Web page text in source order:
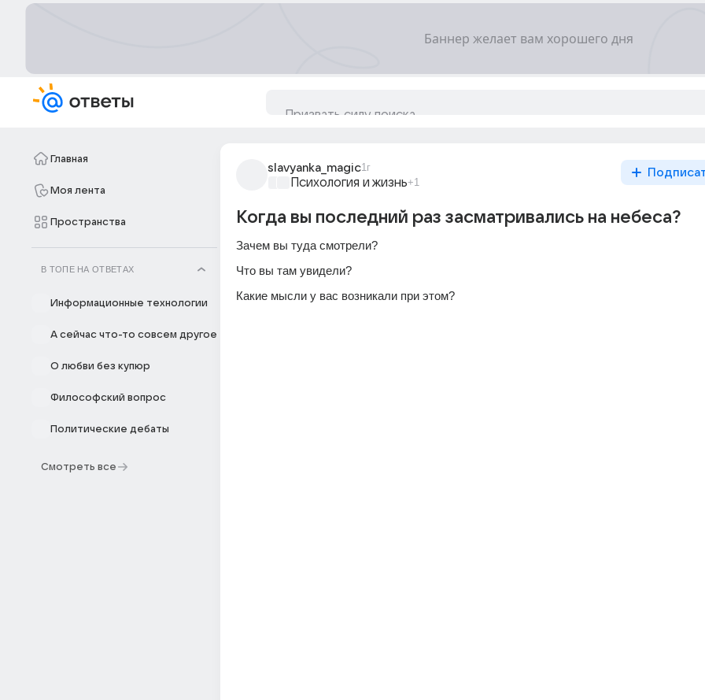
Главная
Моя лента
Пространства
В ТОПЕ НА ОТВЕТАХ
Информационные технологии
А сейчас что-то совсем другое
О любви без купюр
Философский вопрос
Политические дебаты
Смотреть все
slavyanka_magic1г
Психология и жизнь+1
Когда вы последний раз засматривались на небеса?
Зачем вы туда смотрели?
Что вы там увидели?
Какие мысли у вас возникали при этом?